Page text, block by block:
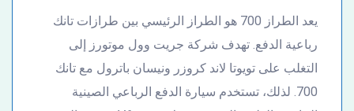
يعد الطراز 700 هو الطراز الرئيسي بين طرازات تانك
رباعية الدفع. تهدف شركة جريت وول موتورز إلى
التغلب على تويوتا لاند كروزر ونيسان باترول مع تانك
700. لذلك، تستخدم سيارة الدفع الرباعي الصينية